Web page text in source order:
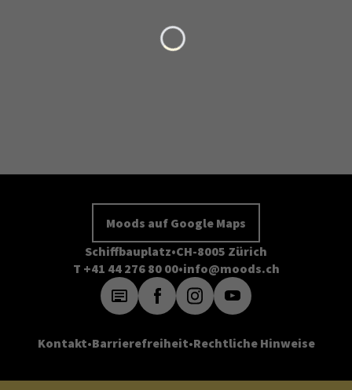
Moods auf Google Maps
Schiffbauplatz CH-8005 Zürich
T +41 44 276 80 00 info@moods.ch
Kontakt Barrierefreiheit Rechtliche Hinweise